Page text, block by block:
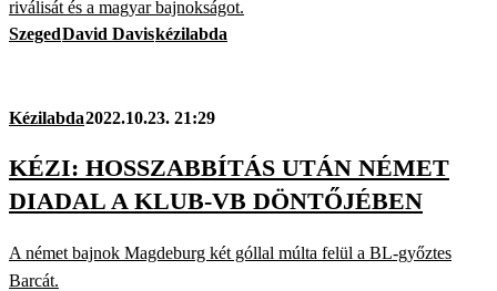
riválisát és a magyar bajnokságot.
SzegedDavid Daviskézilabda
Kézilabda2022.10.23. 21:29
KÉZI: HOSSZABBÍTÁS UTÁN NÉMET
DIADAL A KLUB-VB DÖNTŐJÉBEN
A német bajnok Magdeburg két góllal múlta felül a BL-győztes
Barcát.